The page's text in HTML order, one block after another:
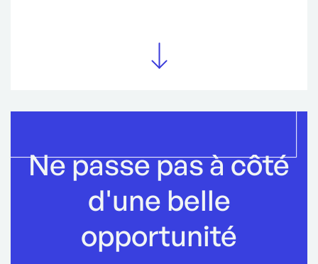
Ne passe pas à côté
d'une belle
opportunité